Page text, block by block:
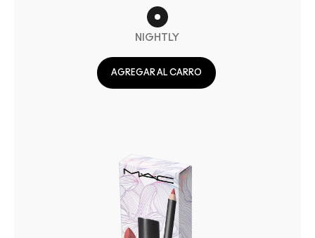
NIGHTLY
AGREGAR AL CARRO